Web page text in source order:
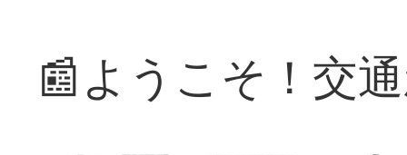
📰ようこそ！交